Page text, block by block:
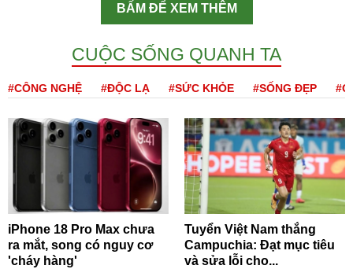
BẤM ĐỂ XEM THÊM
CUỘC SỐNG QUANH TA
#CÔNG NGHỆ #ĐỘC LẠ #SỨC KHỎE #SỐNG ĐẸP
iPhone 18 Pro Max chưa
ra mắt, song có nguy cơ
'cháy hàng'
Tuyển Việt Nam thắng
Campuchia: Đạt mục tiêu
và sửa lỗi cho...